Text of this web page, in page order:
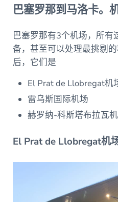
巴塞罗那到马洛卡。
巴塞罗那有3个机场，所有
备，甚至可以处理最挑剔
后，它们是
El Prat de Llobregat机
雷乌斯国际机场
赫罗纳-科斯塔布拉瓦
El Prat de Llobregat机